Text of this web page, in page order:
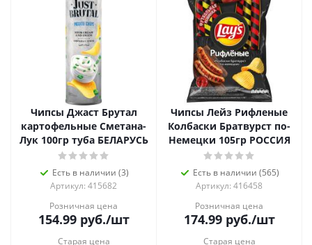
Чипсы Джаст Брутал
картофельные Сметана-
Лук 100гр туба БЕЛАРУСЬ
Есть в наличии (3)
Артикул: 415682
Розничная цена
154.99руб./шт
Старая цена
Чипсы Лейз Рифленые
Колбаски Братвурст по-
Немецки 105гр РОССИЯ
Есть в наличии (565)
Артикул: 416458
Розничная цена
174.99руб./шт
Старая цена